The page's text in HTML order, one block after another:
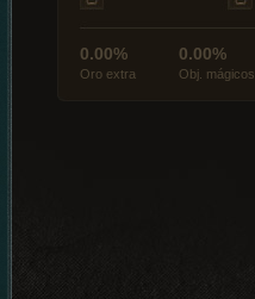
0.00%
Oro extra
0.00%
Obj. mágicos